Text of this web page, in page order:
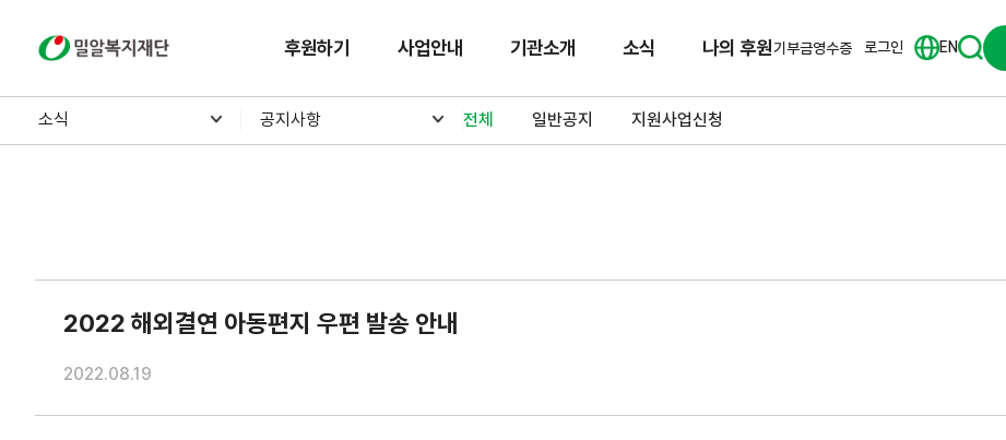
밀알복지재단 후원하기 사업안내 기관소개 소식 나의 후원기부금영수증 로그인 EN
소식 공지사항 전체 일반공지 지원사업신청
2022 해외결연 아동편지 우편 발송 안내
2022.08.19